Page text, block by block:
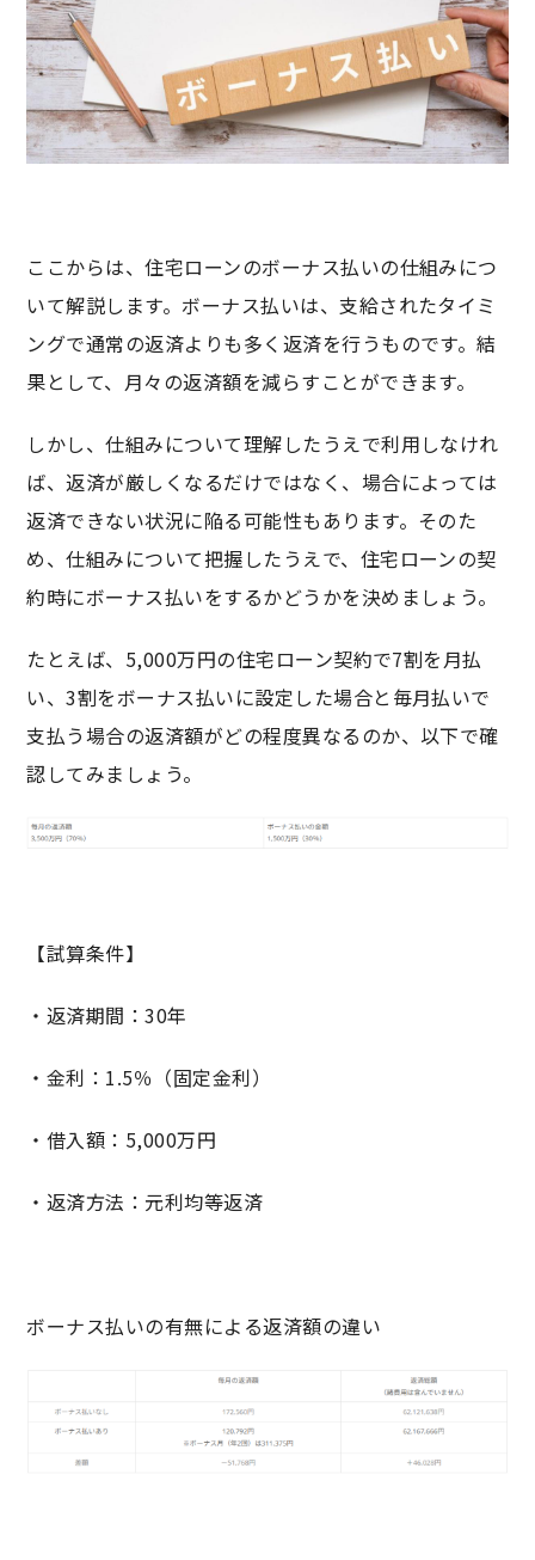
ここからは、住宅ローンのボーナス払いの仕組みにつ
いて解説します。ボーナス払いは、支給されたタイミ
ングで通常の返済よりも多く返済を行うものです。結
果として、月々の返済額を減らすことができます。
しかし、仕組みについて理解したうえで利用しなけれ
ば、返済が厳しくなるだけではなく、場合によっては
返済できない状況に陥る可能性もあります。そのた
め、仕組みについて把握したうえで、住宅ローンの契
約時にボーナス払いをするかどうかを決めましょう。
たとえば、5,000万円の住宅ローン契約で7割を月払
い、3割をボーナス払いに設定した場合と毎月払いで
支払う場合の返済額がどの程度異なるのか、以下で確
認してみましょう。
【試算条件】
・返済期間：30年
・金利：1.5％（固定金利）
・借入額：5,000万円
・返済方法：元利均等返済
ボーナス払いの有無による返済額の違い